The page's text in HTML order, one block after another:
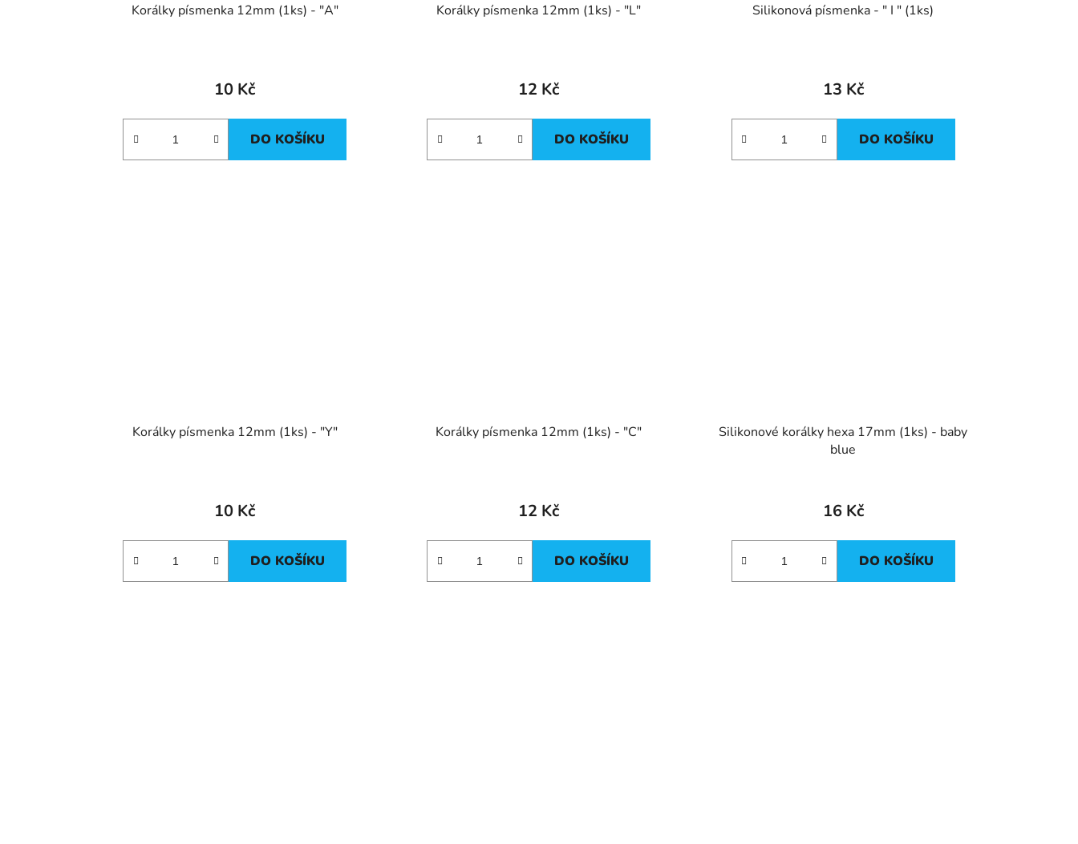
Korálky písmenka 12mm (1ks) - "A"
10 Kč
DO KOŠÍKU
Korálky písmenka 12mm (1ks) - "L"
12 Kč
DO KOŠÍKU
Silikonová písmenka - " I " (1ks)
13 Kč
DO KOŠÍKU
Korálky písmenka 12mm (1ks) - "Y"
10 Kč
DO KOŠÍKU
Korálky písmenka 12mm (1ks) - "C"
12 Kč
DO KOŠÍKU
Silikonové korálky hexa 17mm (1ks) - baby
blue
16 Kč
DO KOŠÍKU